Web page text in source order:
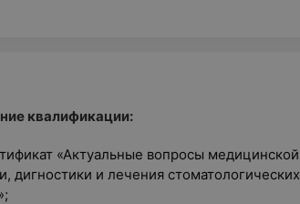
квалификации:
«Актуальные вопросы медицинской
дигностики и лечения стоматологических